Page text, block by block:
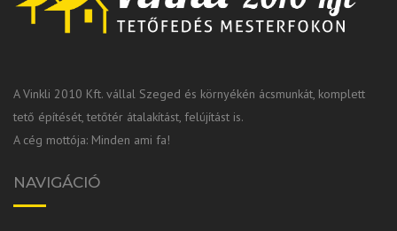
A Vinkli 2010 Kft. vállal Szeged és környékén ácsmunkát, komplett
tető építését, tetőtér átalakítást, felújítást is.
A cég mottója: Minden ami fa!
NAVIGÁCIÓ